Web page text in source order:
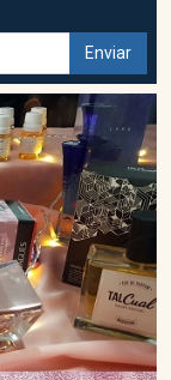
Enviar